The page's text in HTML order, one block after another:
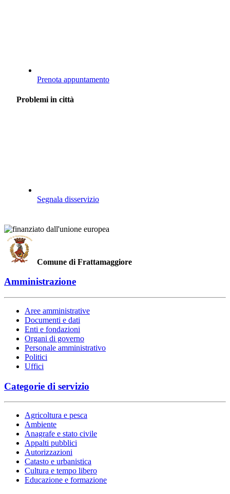
Prenota appuntamento
Problemi in città
Segnala disservizio
Comune di Frattamaggiore
Amministrazione
Aree amministrative
Documenti e dati
Enti e fondazioni
Organi di governo
Personale amministrativo
Politici
Uffici
Categorie di servizio
Agricoltura e pesca
Ambiente
Anagrafe e stato civile
Appalti pubblici
Autorizzazioni
Catasto e urbanistica
Cultura e tempo libero
Educazione e formazione